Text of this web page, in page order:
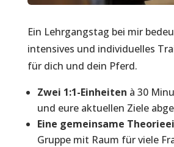
Ein Lehrgangstag bei mir
intensives und individuelles
für dich und dein Pferd.
Zwei 1:1-Einheiten à 30
und eure aktuellen Ziele
Eine gemeinsame
Gruppe mit Raum für viele